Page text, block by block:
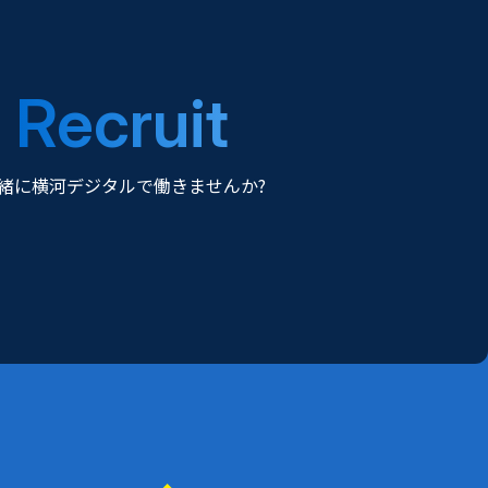
Recruit
に横河デジタルで働きませんか?